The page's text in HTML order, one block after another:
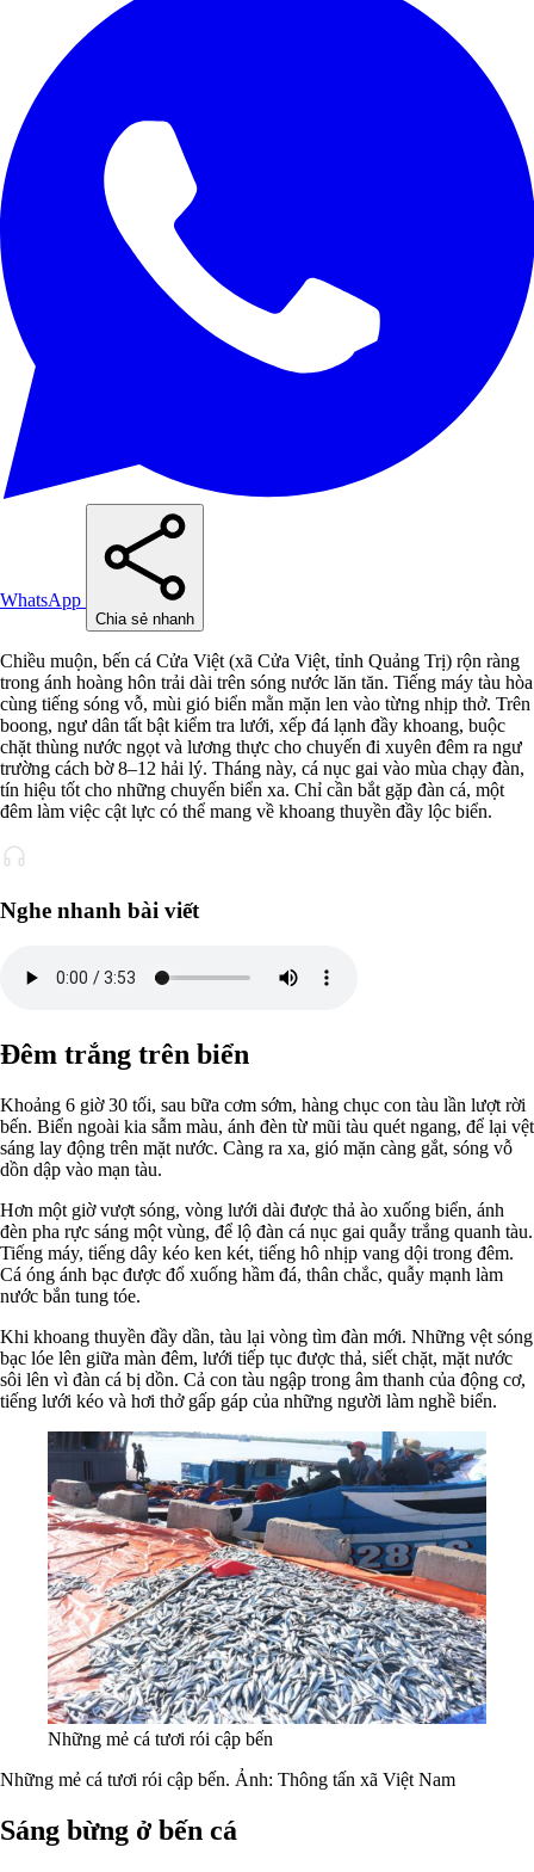
WhatsApp
Chia sẻ nhanh
Chiều muộn, bến cá Cửa Việt (xã Cửa Việt, tỉnh Quảng Trị) rộn ràng
trong ánh hoàng hôn trải dài trên sóng nước lăn tăn. Tiếng máy tàu hòa
cùng tiếng sóng vỗ, mùi gió biển mằn mặn len vào từng nhịp thở. Trên
boong, ngư dân tất bật kiểm tra lưới, xếp đá lạnh đầy khoang, buộc
chặt thùng nước ngọt và lương thực cho chuyến đi xuyên đêm ra ngư
trường cách bờ 8–12 hải lý. Tháng này, cá nục gai vào mùa chạy đàn,
tín hiệu tốt cho những chuyến biển xa. Chỉ cần bắt gặp đàn cá, một
đêm làm việc cật lực có thể mang về khoang thuyền đầy lộc biển.
Nghe nhanh bài viết
Đêm trắng trên biển
Khoảng 6 giờ 30 tối, sau bữa cơm sớm, hàng chục con tàu lần lượt rời
bến. Biển ngoài kia sẫm màu, ánh đèn từ mũi tàu quét ngang, để lại vệt
sáng lay động trên mặt nước. Càng ra xa, gió mặn càng gắt, sóng vỗ
dồn dập vào mạn tàu.
Hơn một giờ vượt sóng, vòng lưới dài được thả ào xuống biển, ánh
đèn pha rực sáng một vùng, để lộ đàn cá nục gai quẫy trắng quanh tàu.
Tiếng máy, tiếng dây kéo ken két, tiếng hô nhịp vang dội trong đêm.
Cá óng ánh bạc được đổ xuống hầm đá, thân chắc, quẫy mạnh làm
nước bắn tung tóe.
Khi khoang thuyền đầy dần, tàu lại vòng tìm đàn mới. Những vệt sóng
bạc lóe lên giữa màn đêm, lưới tiếp tục được thả, siết chặt, mặt nước
sôi lên vì đàn cá bị dồn. Cả con tàu ngập trong âm thanh của động cơ,
tiếng lưới kéo và hơi thở gấp gáp của những người làm nghề biển.
Những mẻ cá tươi rói cập bến
Những mẻ cá tươi rói cập bến. Ảnh: Thông tấn xã Việt Nam
Sáng bừng ở bến cá